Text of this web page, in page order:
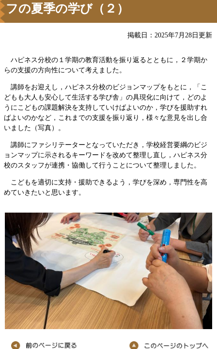
フの夏季の学び（２）
掲載日：2025年7月28日更新
​ハピネス分校の１学期の教育活動を振り返るとともに，２学期か
らの支援の方向性について考えました。
講師をお迎えし，ハピネス分校のビジョンマップをもとに，「こ
どもも大人も安心して生活する学び舎」の具現化に向けて，どのよ
うにこどもの課題解決を支持していけばよいのか，学びを援助すれ
ばよいのかなど，これまでの支援を振り返り，様々な意見を出し合
いました（写真）。
講師にファシリテーターとなっていただき，学校経営要綱のビジ
ョンマップに示されるキーワードを改めて整理し直し，ハピネス分
校のスタッフが連携・協働して行うことについて整理しました。
こどもを適切に支持・援助できるよう，学びを深め，専門性を高
めていきたいと思います。